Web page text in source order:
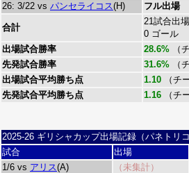
26: 3/22 vs パンセライコス(H) フル出場
合計
21試合出
0 ゴール
出場試合勝率
28.6% （
先発試合勝率
31.6% （
出場試合平均勝ち点
1.10 （チ
先発試合平均勝ち点
1.16 （チ
2025-26 ギリシャカップ出場記録（パネトリコ
試合
出場
1/6 vs アリス(A) （未集計）